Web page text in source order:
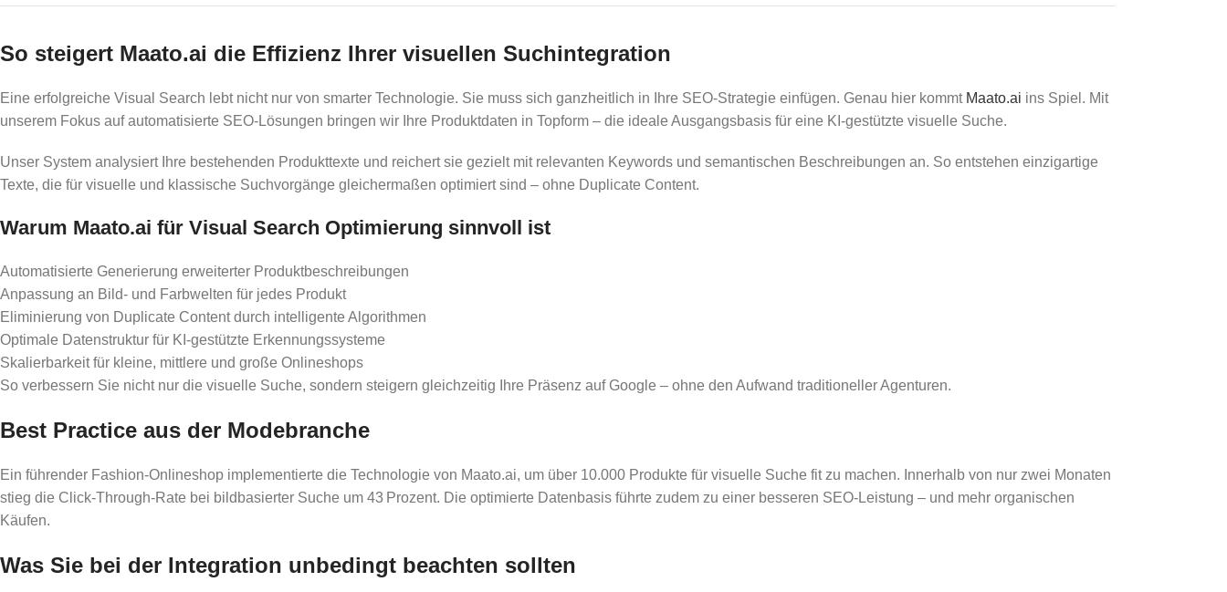
So steigert Maato.ai die Effizienz Ihrer visuellen Suchintegration
Eine erfolgreiche Visual Search lebt nicht nur von smarter Technologie. Sie muss sich ganzheitlich in Ihre SEO-Strategie einfügen. Genau hier kommt Maato.ai ins Spiel. Mit
unserem Fokus auf automatisierte SEO-Lösungen bringen wir Ihre Produktdaten in Topform – die ideale Ausgangsbasis für eine KI-gestützte visuelle Suche.
Unser System analysiert Ihre bestehenden Produkttexte und reichert sie gezielt mit relevanten Keywords und semantischen Beschreibungen an. So entstehen einzigartige
Texte, die für visuelle und klassische Suchvorgänge gleichermaßen optimiert sind – ohne Duplicate Content.
Warum Maato.ai für Visual Search Optimierung sinnvoll ist
Automatisierte Generierung erweiterter Produktbeschreibungen
Anpassung an Bild- und Farbwelten für jedes Produkt
Eliminierung von Duplicate Content durch intelligente Algorithmen
Optimale Datenstruktur für KI-gestützte Erkennungssysteme
Skalierbarkeit für kleine, mittlere und große Onlineshops
So verbessern Sie nicht nur die visuelle Suche, sondern steigern gleichzeitig Ihre Präsenz auf Google – ohne den Aufwand traditioneller Agenturen.
Best Practice aus der Modebranche
Ein führender Fashion-Onlineshop implementierte die Technologie von Maato.ai, um über 10.000 Produkte für visuelle Suche fit zu machen. Innerhalb von nur zwei Monaten
stieg die Click-Through-Rate bei bildbasierter Suche um 43 Prozent. Die optimierte Datenbasis führte zudem zu einer besseren SEO-Leistung – und mehr organischen
Käufen.
Was Sie bei der Integration unbedingt beachten sollten